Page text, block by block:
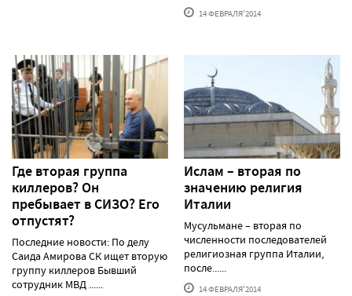
14 ФЕВРАЛЯ'2014
Где вторая группа
киллеров? Он
пребывает в СИЗО? Его
отпустят?
Последние новости: По делу
Саида Амирова СК ищет вторую
группу киллеров Бывший
сотрудник МВД ......
Ислам – вторая по
значению религия
Италии
Мусульмане – вторая по
численности последователей
религиозная группа Италии,
после......
14 ФЕВРАЛЯ'2014